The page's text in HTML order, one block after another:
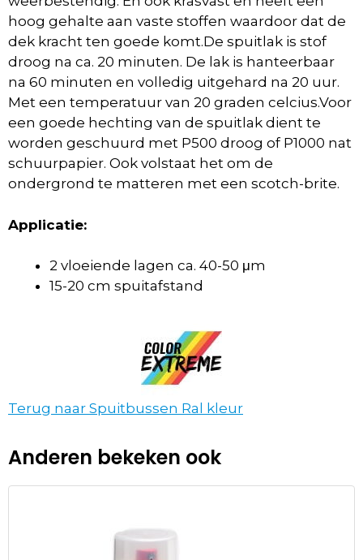
hoog gehalte aan vaste stoffen waardoor dat de
dek kracht ten goede komt.De spuitlak is stof
droog na ca. 20 minuten. De lak is hanteerbaar
na 60 minuten en volledig uitgehard na 20 uur.
Met een temperatuur van 20 graden celcius.Voor
een goede hechting van de spuitlak dient te
worden geschuurd met P500 droog of P1000 nat
schuurpapier. Ook volstaat het om de
ondergrond te matteren met een scotch-brite.
Applicatie:
2 vloeiende lagen ca. 40-50 μm
15-20 cm spuitafstand
Terug naar Spuitbussen Ral kleur
Anderen bekeken ook